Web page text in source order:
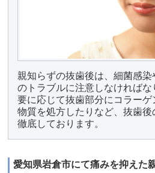
親知らずの抜歯後は、細菌感
のトラブルに注意しなければ
要に応じて抜歯部分にコラー
物質を処方したりなど、抜歯
徹底しております。
愛知県岩倉市にて痛みを抑えた